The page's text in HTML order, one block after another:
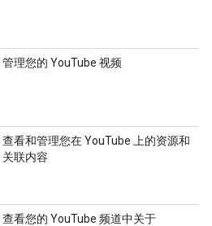
管理您的 YouTube 视频
查看和管理您在 YouTube 上的资源和
关联内容
查看您的 YouTube 频道中关于